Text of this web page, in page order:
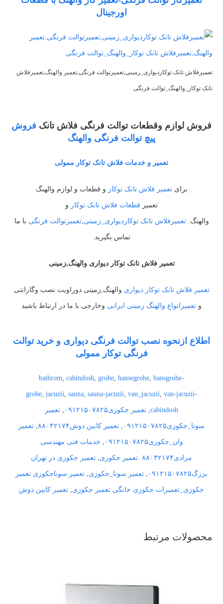
اورجینال
تعمیرفلاش تانک توکاردیواری_زمینی,تعمیرتوالت فرنگی,تعمیر والهنگ,تعمیرفلاش
تانک توکار_والهنگ_توالت فرنگی
فروش لوازم وقطعات توالت فرنگی فلاش تانک فروش
پیچ توالت فرنگی والهنگ
تعمیر و خدمات فلاش تانک توکار ممولی
برایتعمیر فلاش تانک توکار و قطعات و لوازم والهنگ
تعمیر قطعات فلاش تانک توکار و
والهنگ.تعمیرفلاش تانک توکاردیواری_زمینی,تعمیرتوالت فرنگی با ما
تماس بگیرید.
تعمیر فلاش تانک توکار دیواری والهنگ,زمینی
تعمیر فلاش تانک توکار دیواری والهنگ,زمینی دوراویت نصب وگارانتی
و تعمیرانواع والهنگ زمینی ایرانی وخارجی با ما در ارتباط باشید
اطلاع ازنحوه نصب توالت فرنگی دیواری و خرید توالت
فرنگی توکار ممولی
bathrom, cabindosh, grohe, hansegrohe, hansgrohe-
grohe, jacuzii, sauna, sauna-jacuzii, van_jacuzii, van-jacuzii-
cabindosh
, تعمیر جکوزی۰۹۱۲۱۵۰۷۸۲۵ , تعمیر
سونا_جکوزی۰۹۱۲۱۵۰۷۸۲۵ , تعمیر کابین دوش۸۸۰۴۲۱۷۴ , تعمیر
وان_جکوزی۰۹۱۲۱۵۰۷۸۲۵ , خدمات فنی مهندسی
مرادی۸۸۰۳۲۱۷۴ تعمیر جکوزی, تعمیر جکوزی در تهران
بزرگ۰۹۱۲۱۵۰۷۸۲۵ , تعمیر سونا_جکوزی, تعمیر سوناجکوزی تعمیر
جکوزی_تعمیرات جکوزی خانگی تعمیر جکوزی, تعمیر کابین دوش
محصولات مرتبط